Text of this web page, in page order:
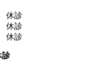
休診
休診
休診